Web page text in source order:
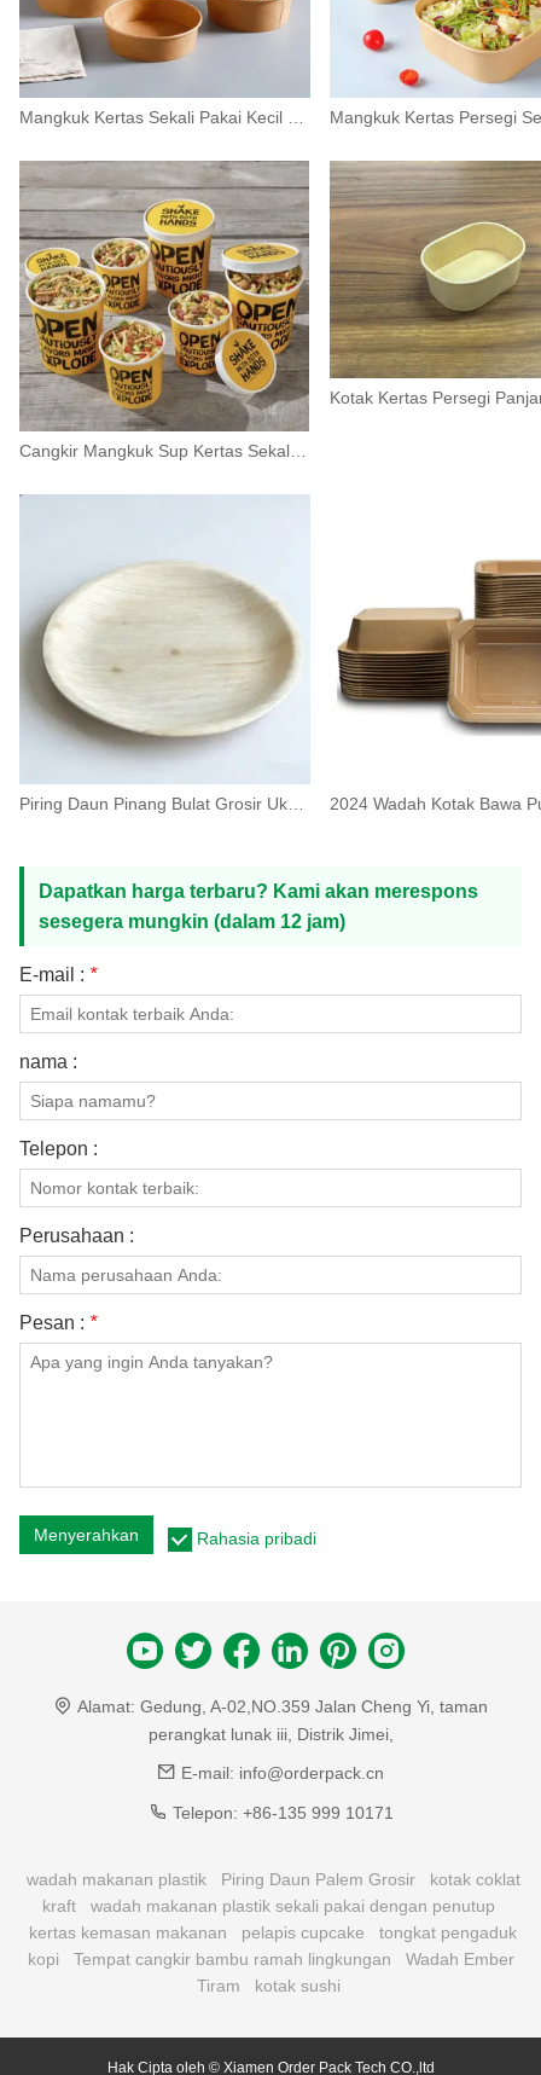
Piring Daun Pinang Bulat Grosir Ukuran 5-10 Inci
Dapatkan harga terbaru? Kami akan merespons
sesegera mungkin (dalam 12 jam)
E-mail : *
nama :
Telepon :
Perusahaan :
Pesan : *
Menyerahkan Rahasia pribadi
Alamat: Gedung, A-02,NO.359 Jalan Cheng Yi, taman
perangkat lunak iii, Distrik Jimei,
E-mail: info@orderpack.cn
Telepon: +86-135 999 10171
wadah makanan plastik Piring Daun Palem Grosir
kotak coklat
kraft
wadah makanan plastik sekali pakai dengan penutup
kertas kemasan makanan
pelapis cupcake
tongkat pengaduk
kopi
Tempat cangkir bambu ramah lingkungan
Wadah Ember
Tiram
kotak sushi
Hak Cipta oleh © Xiamen Order Pack Tech CO.,ltd